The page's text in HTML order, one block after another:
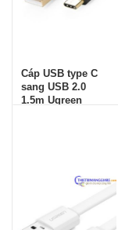
Cáp USB type C
sang USB 2.0
1.5m Ugreen